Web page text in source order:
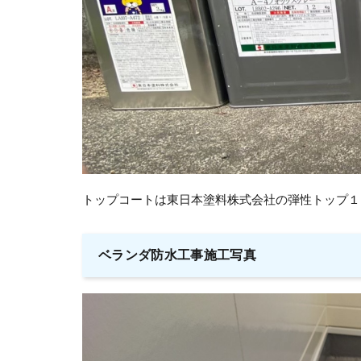
トップコートは東日本塗料株式会社の弾性トップ
ベランダ防水工事施工写真